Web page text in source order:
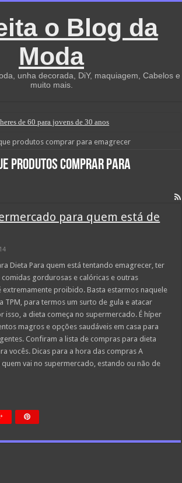
o Blog da
Moda
unha decorada, DiY, maquiagem, Cabelos e
muito mais.
de 60 para jovens de 30 anos
produtos comprar para emagrecer
produtos comprar para
para quem está de
Dieta Para quem está tentando emagrecer, ter
gordurosas e calóricas e outras
extremamente proibido. Basta estarmos naquele
TPM, para termos um surto de gula e atacar
isso, a dieta começa no supermercado. É híper
magros e opções saudáveis em casa para
Confiram a lista de compras para dieta
vocês. Dicas para a hora das compras A
vai no supermercado, estando ou não de